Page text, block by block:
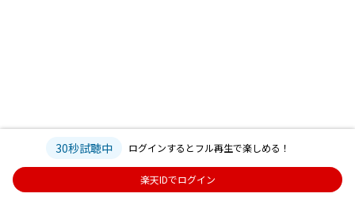
30秒試聴中 ログインするとフル再生で楽しめる！
楽天IDでログイン